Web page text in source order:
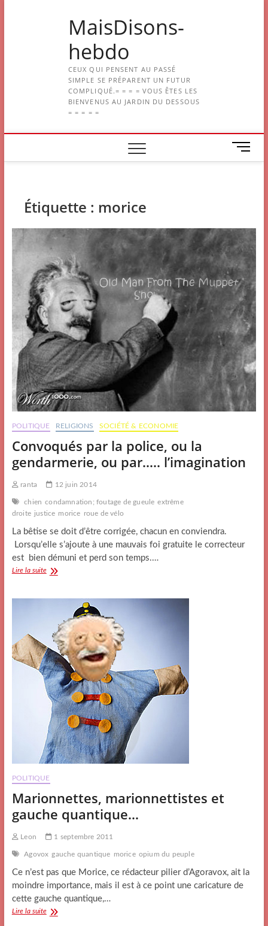
MaisDisons-
hebdo
CEUX QUI PENSENT AU PASSÉ
SIMPLE SE PRÉPARENT UN FUTUR
COMPLIQUÉ.= = = = VOUS ÊTES LES
BIENVENUS AU JARDIN DU DESSOUS
= = = = =
M
e
t
o
n
Étiquette : morice
POLITIQUE RELIGIONS SOCIÉTÉ & ECONOMIE
Convoqués par la police, ou la
gendarmerie, ou par….. l’imagination
ranta 12 juin 2014
chien condamnation; foutage de gueule extrême
droite justice morice roue de vélo
La bêtise se doit d’être corrigée, chacun en conviendra.
Lorsqu’elle s’ajoute à une mauvais foi gratuite le correcteur
est bien démuni et perd son temps.…
Lire la suiteConvoqués
gendarmerie,
ou
par…..
l’imagination
POLITIQUE
Marionnettes, marionnettistes et
gauche quantique…
Leon 1 septembre 2011
Agovox gauche quantique morice opium du peuple
Ce n’est pas que Morice, ce rédacteur pilier d’Agoravox, ait la
moindre importance, mais il est à ce point une caricature de
cette gauche quantique,…
Lire la suiteMarionnettes,